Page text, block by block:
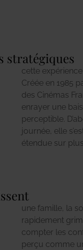
stratégiques
cette
Créée en 1985
des Cinémas
enrayer une
perceptible.
journée, elle
étendue sur
musique et les
succès ne
année, des
renouent avec